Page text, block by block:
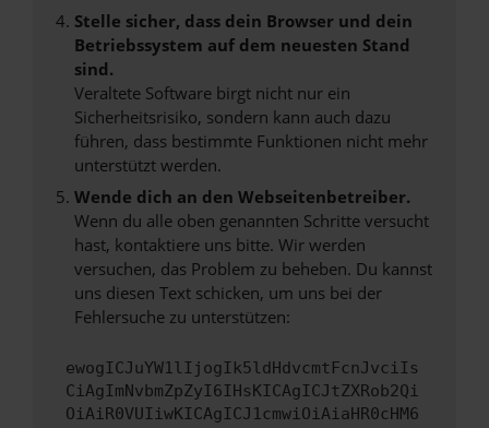
Stelle sicher, dass dein Browser und dein
Betriebssystem auf dem neuesten Stand
sind.
Veraltete Software birgt nicht nur ein
Sicherheitsrisiko, sondern kann auch dazu
führen, dass bestimmte Funktionen nicht mehr
unterstützt werden.
Wende dich an den Webseitenbetreiber.
Wenn du alle oben genannten Schritte versucht
hast, kontaktiere uns bitte. Wir werden
versuchen, das Problem zu beheben. Du kannst
uns diesen Text schicken, um uns bei der
Fehlersuche zu unterstützen:
ewogICJuYW1lIjogIk5ldHdvcmtFcnJvciIs
CiAgImNvbmZpZyI6IHsKICAgICJtZXRob2Qi
OiAiR0VUIiwKICAgICJ1cmwiOiAiaHR0cHM6